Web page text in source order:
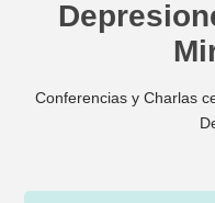
Conferencias y Charlas